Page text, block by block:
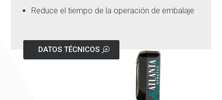
Reduce el tiempo de la operación de embalaje
DATOS TÉCNICOS